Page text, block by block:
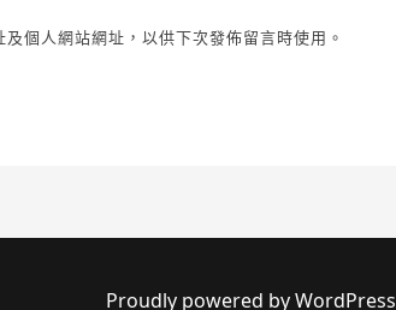
個人網站網址，以供下次發佈留言時使用。
Proudly powered by WordPress